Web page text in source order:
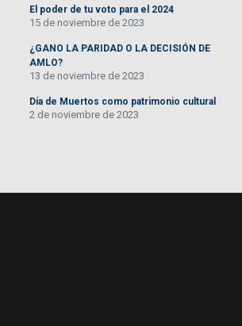
El poder de tu voto para el 2024
15 de noviembre de 2023
¿GANO LA PARIDAD O LA DECISIÓN DE
AMLO?
13 de noviembre de 2023
Día de Muertos como patrimonio cultural
2 de noviembre de 2023